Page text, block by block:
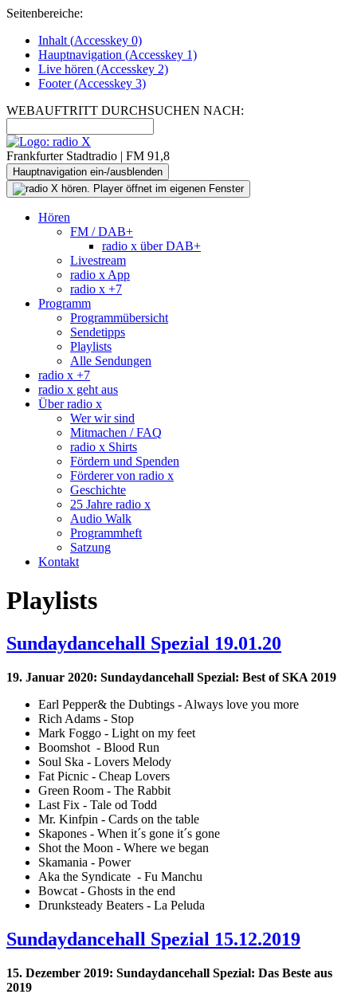
Seitenbereiche:
Inhalt (Accesskey 0)
Hauptnavigation (Accesskey 1)
Live hören (Accesskey 2)
Footer(Accesskey 3)
WEBAUFTRITT DURCHSUCHEN NACH:
Frankfurter Stadtradio | FM 91,8
Hauptnavigation ein-/ausblenden
Hören
FM / DAB+
radio x über DAB+
Livestream
radio x App
radio x +7
Programm
Programmübersicht
Sendetipps
Playlists
Alle Sendungen
radio x +7
radio x geht aus
Über radio x
Wer wir sind
Mitmachen / FAQ
radio x Shirts
Fördern und Spenden
Förderer von radio x
Geschichte
25 Jahre radio x
Audio Walk
Programmheft
Satzung
Kontakt
Playlists
Sundaydancehall Spezial 19.01.20
19. Januar 2020: Sundaydancehall Spezial: Best of SKA 2019
Earl Pepper& the Dubtings - Always love you more
Rich Adams - Stop
Mark Foggo - Light on my feet
Boomshot - Blood Run
Soul Ska - Lovers Melody
Fat Picnic - Cheap Lovers
Green Room - The Rabbit
Last Fix - Tale od Todd
Mr. Kinfpin - Cards on the table
Skapones - When it´s gone it´s gone
Shot the Moon - Where we began
Skamania - Power
Aka the Syndicate - Fu Manchu
Bowcat - Ghosts in the end
Drunksteady Beaters - La Peluda
Sundaydancehall Spezial 15.12.2019
15. Dezember 2019: Sundaydancehall Spezial: Das Beste aus
2019